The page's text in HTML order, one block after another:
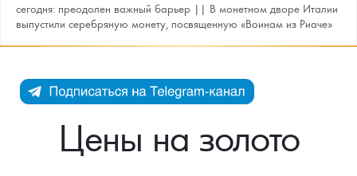
Каталог
Каталог Монет
Монеты Россия и СССР
Памятные и старинные монеты
Инфо
Подлинность монет
сегодня: преодолен важный барьер || В монетном дворе Италии
выпустили серебряную монету, посвященную «Воинам из Риаче»
Цены на золото